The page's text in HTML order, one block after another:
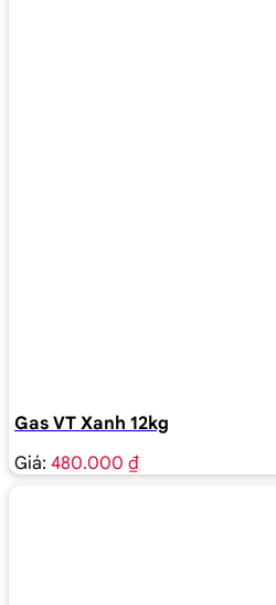
Gas VT Xanh 12kg
Giá: 480.000 ₫